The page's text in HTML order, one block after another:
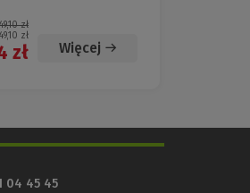
49,10 zł
49,10 zł
zł Więcej
04 45 45